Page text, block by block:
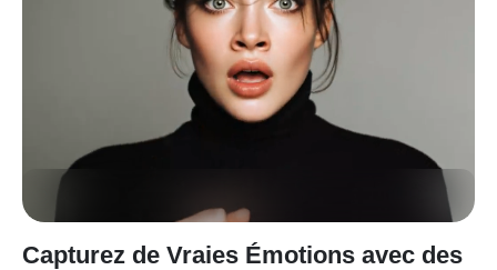
Capturez de Vraies Émotions avec des